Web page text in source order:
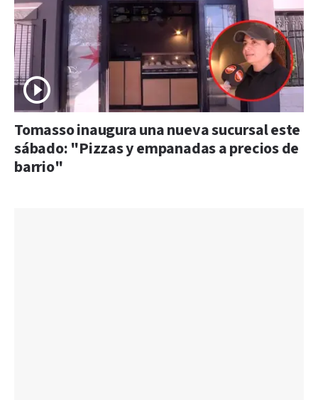
Tomasso inaugura una nueva sucursal este
sábado: "Pizzas y empanadas a precios de
barrio"